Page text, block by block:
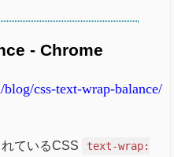
- Chrome
css-text-wrap-balance/
ているCSS
text-wrap: